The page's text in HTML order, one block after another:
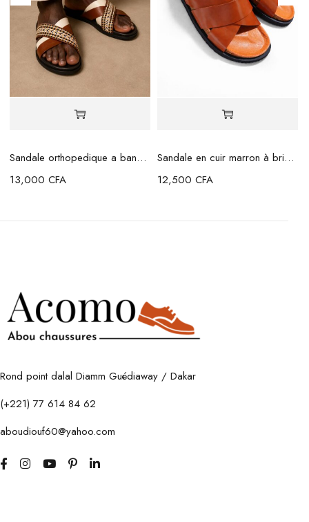
Sandale orthopedique a bande marron beige
13,000 CFA
Sandale en cuir marron à brides croisées
12,500 CFA
Rond point dalal Diamm Guédiaway / Dakar
(+221) 77 614 84 62
aboudiouf60@yahoo.com